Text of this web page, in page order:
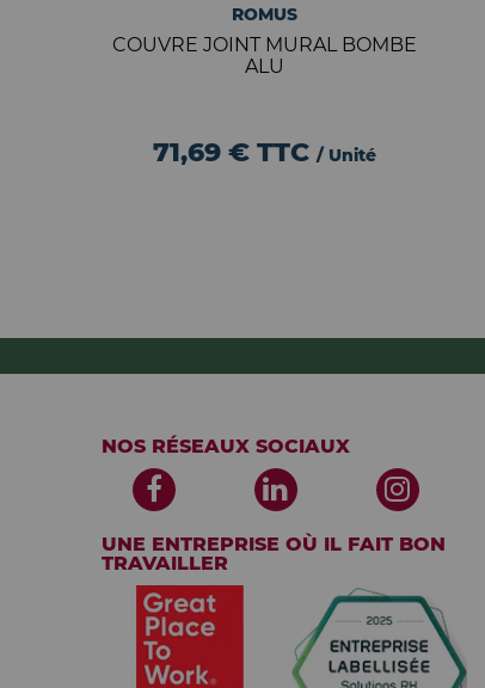
ROMUS
COUVRE JOINT MURAL BOMBE
ALU
71,69 €TTC / Unité
NOS RÉSEAUX SOCIAUX
UNE ENTREPRISE OÙ IL FAIT BON
TRAVAILLER